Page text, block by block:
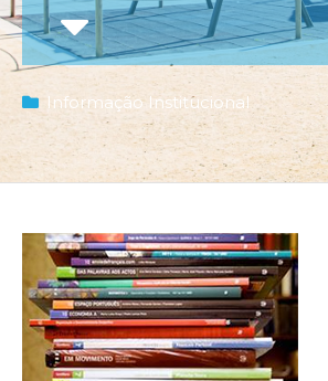
Informação Institucional